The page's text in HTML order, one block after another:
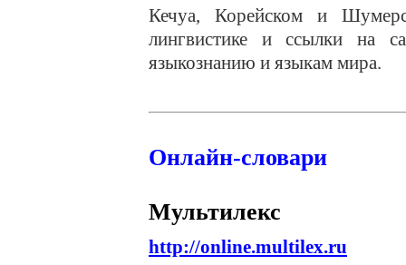
Кечуа, Корейском и
лингвистике и ссылки на
языкознанию и языкам мира.
Онлайн-словари
Мультилекс
http://online.multilex.ru